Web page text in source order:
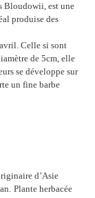
Bloudowii, est une
produise des
Celle si sont
de 5cm, elle
se développe sur
un fine barbe
d’Asie
Plante herbacée